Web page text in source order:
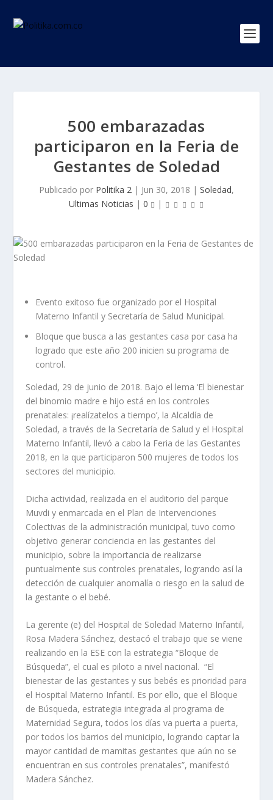
500 embarazadas
participaron en la Feria de
Gestantes de Soledad
Publicado por Politika 2 | Jun 30, 2018 | Soledad,
Ultimas Noticias | 0 |
Evento exitoso fue organizado por el Hospital
Materno Infantil y Secretaría de Salud Municipal.
Bloque que busca a las gestantes casa por casa ha
logrado que este año 200 inicien su programa de
control.
Soledad, 29 de junio de 2018. Bajo el lema ‘El bienestar
del binomio madre e hijo está en los controles
prenatales: ¡realízatelos a tiempo’, la Alcaldía de
Soledad, a través de la Secretaría de Salud y el Hospital
Materno Infantil, llevó a cabo la Feria de las Gestantes
2018, en la que participaron 500 mujeres de todos los
sectores del municipio.
Dicha actividad, realizada en el auditorio del parque
Muvdi y enmarcada en el Plan de Intervenciones
Colectivas de la administración municipal, tuvo como
objetivo generar conciencia en las gestantes del
municipio, sobre la importancia de realizarse
puntualmente sus controles prenatales, logrando así la
detección de cualquier anomalía o riesgo en la salud de
la gestante o el bebé.
La gerente (e) del Hospital de Soledad Materno Infantil,
Rosa Madera Sánchez, destacó el trabajo que se viene
realizando en la ESE con la estrategia “Bloque de
Búsqueda”, el cual es piloto a nivel nacional. “El
bienestar de las gestantes y sus bebés es prioridad para
el Hospital Materno Infantil. Es por ello, que el Bloque
de Búsqueda, estrategia integrada al programa de
Maternidad Segura, todos los días va puerta a puerta,
por todos los barrios del municipio, logrando captar la
mayor cantidad de mamitas gestantes que aún no se
encuentran en sus controles prenatales”, manifestó
Madera Sánchez.